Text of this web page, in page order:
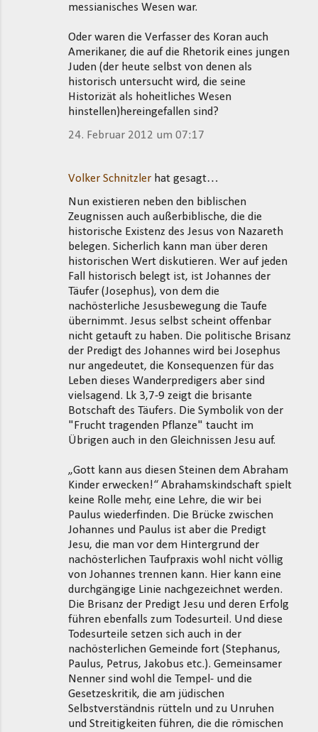
messianisches Wesen war.
Oder waren die Verfasser des Koran auch
Amerikaner, die auf die Rhetorik eines jungen
Juden (der heute selbst von denen als
historisch untersucht wird, die seine
Historizät als hoheitliches Wesen
hinstellen)hereingefallen sind?
24. Februar 2012 um 07:17
Volker Schnitzler hat gesagt…
Nun existieren neben den biblischen
Zeugnissen auch außerbiblische, die die
historische Existenz des Jesus von Nazareth
belegen. Sicherlich kann man über deren
historischen Wert diskutieren. Wer auf jeden
Fall historisch belegt ist, ist Johannes der
Täufer (Josephus), von dem die
nachösterliche Jesusbewegung die Taufe
übernimmt. Jesus selbst scheint offenbar
nicht getauft zu haben. Die politische Brisanz
der Predigt des Johannes wird bei Josephus
nur angedeutet, die Konsequenzen für das
Leben dieses Wanderpredigers aber sind
vielsagend. Lk 3,7-9 zeigt die brisante
Botschaft des Täufers. Die Symbolik von der
"Frucht tragenden Pflanze" taucht im
Übrigen auch in den Gleichnissen Jesu auf.
„Gott kann aus diesen Steinen dem Abraham
Kinder erwecken!“ Abrahamskindschaft spielt
keine Rolle mehr, eine Lehre, die wir bei
Paulus wiederfinden. Die Brücke zwischen
Johannes und Paulus ist aber die Predigt
Jesu, die man vor dem Hintergrund der
nachösterlichen Taufpraxis wohl nicht völlig
von Johannes trennen kann. Hier kann eine
durchgängige Linie nachgezeichnet werden.
Die Brisanz der Predigt Jesu und deren Erfolg
führen ebenfalls zum Todesurteil. Und diese
Todesurteile setzen sich auch in der
nachösterlichen Gemeinde fort (Stephanus,
Paulus, Petrus, Jakobus etc.). Gemeinsamer
Nenner sind wohl die Tempel- und die
Gesetzeskritik, die am jüdischen
Selbstverständnis rütteln und zu Unruhen
und Streitigkeiten führen, die die römischen